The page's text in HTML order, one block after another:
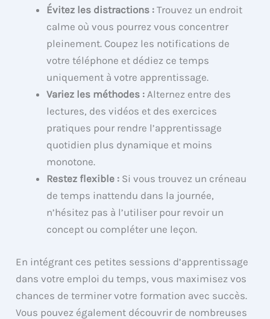
Évitez les distractions : Trouvez un endroit
calme où vous pourrez vous concentrer
pleinement. Coupez les notifications de
votre téléphone et dédiez ce temps
uniquement à votre apprentissage.
Variez les méthodes : Alternez entre des
lectures, des vidéos et des exercices
pratiques pour rendre l’apprentissage
quotidien plus dynamique et moins
monotone.
Restez flexible : Si vous trouvez un créneau
de temps inattendu dans la journée,
n’hésitez pas à l’utiliser pour revoir un
concept ou compléter une leçon.
En intégrant ces petites sessions d’apprentissage
dans votre emploi du temps, vous maximisez vos
chances de terminer votre formation avec succès.
Vous pouvez également découvrir de nombreuses